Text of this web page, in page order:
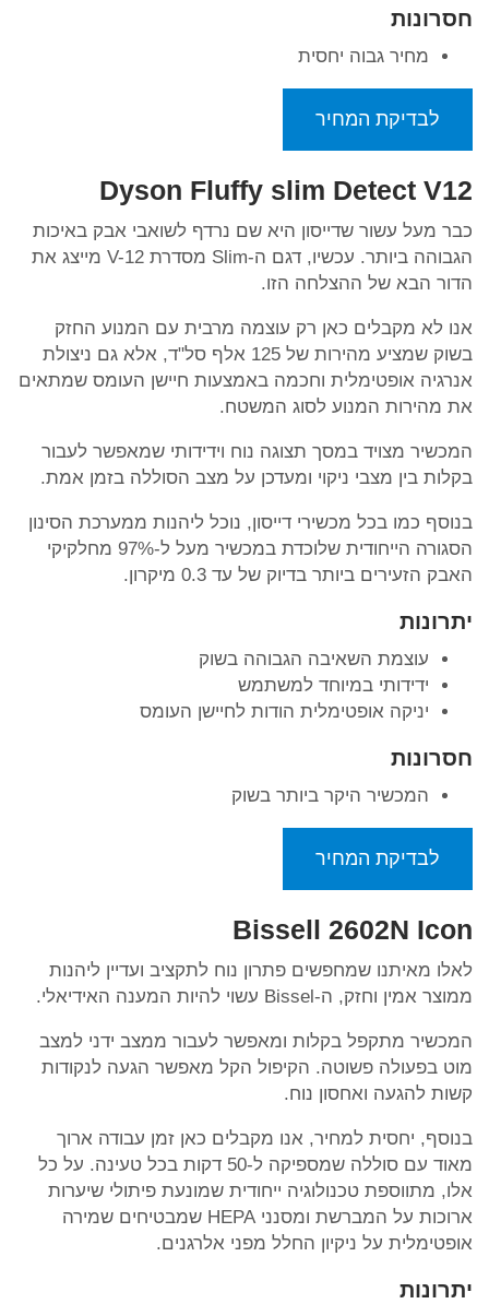
חסרונות
מחיר גבוה יחסית
לבדיקת המחיר
Dyson Fluffy slim Detect V12
כבר מעל עשור שדייסון היא שם נרדף לשואבי אבק באיכות
הגבוהה ביותר. עכשיו, דגם ה-Slim מסדרת V-12 מייצג את
הדור הבא של ההצלחה הזו.
אנו לא מקבלים כאן רק עוצמה מרבית עם המנוע החזק
בשוק שמציע מהירות של 125 אלף סל"ד, אלא גם ניצולת
אנרגיה אופטימלית וחכמה באמצעות חיישן העומס שמתאים
את מהירות המנוע לסוג המשטח.
המכשיר מצויד במסך תצוגה נוח וידידותי שמאפשר לעבור
בקלות בין מצבי ניקוי ומעדכן על מצב הסוללה בזמן אמת.
בנוסף כמו בכל מכשירי דייסון, נוכל ליהנות ממערכת הסינון
הסגורה הייחודית שלוכדת במכשיר מעל ל-97% מחלקיקי
האבק הזעירים ביותר בדיוק של עד 0.3 מיקרון.
יתרונות
עוצמת השאיבה הגבוהה בשוק
ידידותי במיוחד למשתמש
יניקה אופטימלית הודות לחיישן העומס
חסרונות
המכשיר היקר ביותר בשוק
לבדיקת המחיר
Bissell 2602N Icon
לאלו מאיתנו שמחפשים פתרון נוח לתקציב ועדיין ליהנות
ממוצר אמין וחזק, ה-Bissel עשוי להיות המענה האידיאלי.
המכשיר מתקפל בקלות ומאפשר לעבור ממצב ידני למצב
מוט בפעולה פשוטה. הקיפול הקל מאפשר הגעה לנקודות
קשות להגעה ואחסון נוח.
בנוסף, יחסית למחיר, אנו מקבלים כאן זמן עבודה ארוך
מאוד עם סוללה שמספיקה ל-50 דקות בכל טעינה. על כל
אלו, מתווספת טכנולוגיה ייחודית שמונעת פיתולי שיערות
ארוכות על המברשת ומסנני HEPA שמבטיחים שמירה
אופטימלית על ניקיון החלל מפני אלרגנים.
יתרונות